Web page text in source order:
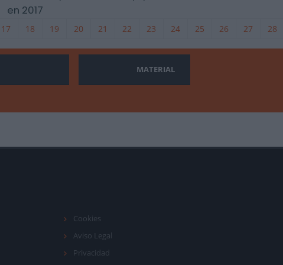
en 2017
17 18 19 20 21 22 23 24 25 26 27 28
MATERIAL
Cookies
Aviso Legal
Privacidad